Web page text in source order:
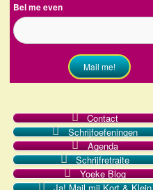
Bel me even
Mail me!
Contact
Schrijfoefeningen
Agenda
Schrijfretraite
Yoeke Blog